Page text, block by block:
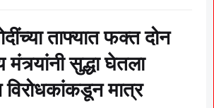
ताफ्यात फक्त दोन
सुद्धा घेतला
मात्र